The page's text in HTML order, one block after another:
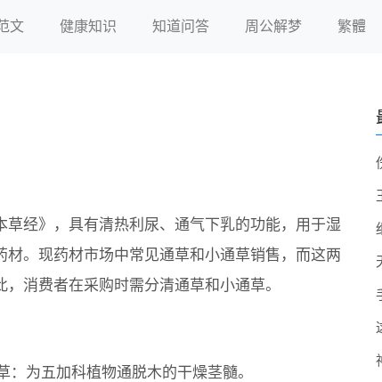
文 健康知识 知道问答 周公解梦 繁體
经》，具有清热利尿、通气下乳的功能，用于湿
。现药材市场中常见通草和小通草销售，而这两
消费者在采购时需分清通草和小通草。
：为五加科植物通脱木的干燥茎髓。